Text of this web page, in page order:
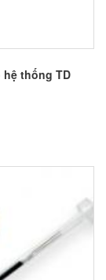
thống TD